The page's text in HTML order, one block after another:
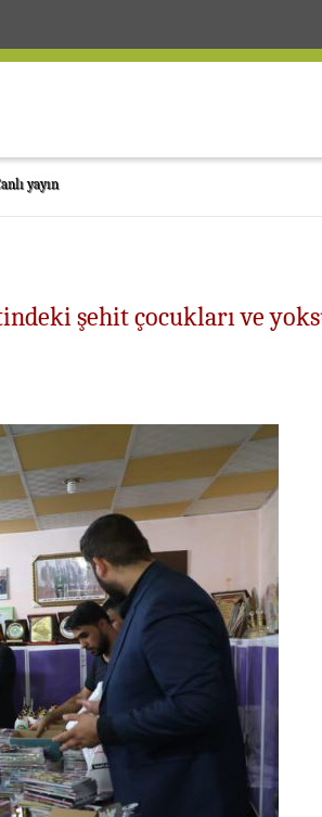
yayın
şehit çocukları ve